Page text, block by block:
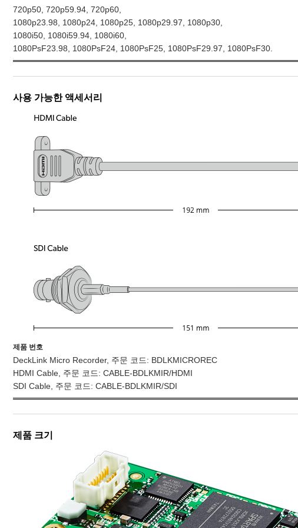
720p50, 720p59.94, 720p60,
1080p23.98, 1080p24, 1080p25, 1080p29.97, 1080p30,
1080i50, 1080i59.94, 1080i60,
1080PsF23.98, 1080PsF24, 1080PsF25, 1080PsF29.97, 1080PsF30.
사용 가능한 액세서리
제품 번호
DeckLink Micro Recorder, 주문 코드: BDLKMICROREC
HDMI Cable, 주문 코드: CABLE-BDLKMIR/HDMI
SDI Cable, 주문 코드: CABLE-BDLKMIR/SDI
제품 크기